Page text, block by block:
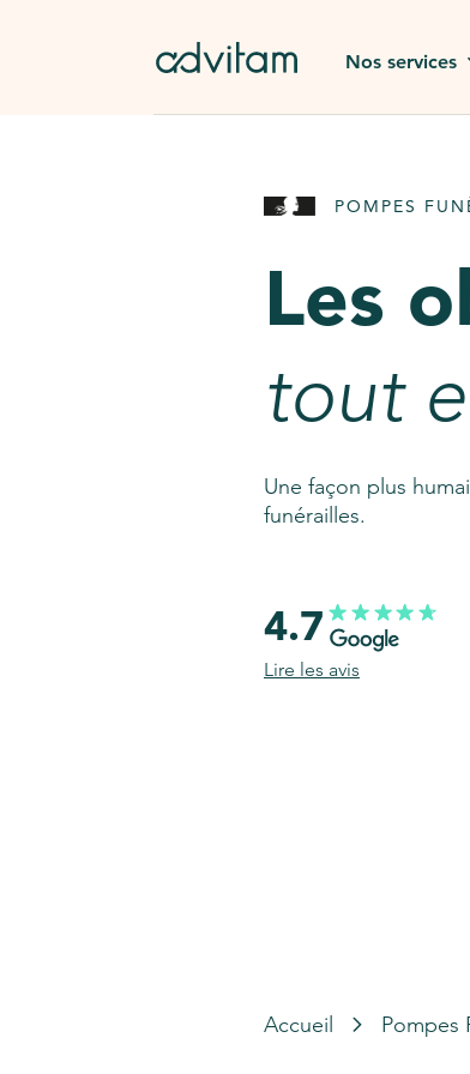
Nos services
Rapatriement à
Pierre tombale
AssistGPT
Nos services en
POMPES
Les
tout
Une façon plus
funérailles.
4.7
Lire les avis
Accueil Pompes